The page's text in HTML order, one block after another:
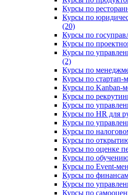
Курсы по
Курсы по
(20)
Курсы по
Курсы по
Курсы по
(2)
Курсы по
Курсы по стартап-
Курсы по Kanban-
Курсы по
Курсы по
Курсы по HR для
Курсы по
Курсы по
Курсы по
Курсы по оценке
Курсы по
Курсы по Event-
Курсы по
Курсы по
Курсы по